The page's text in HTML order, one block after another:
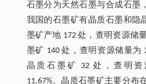
石墨分为天然石墨与合成石墨
我国的石墨矿有晶质石墨和隐
墨矿产地 172 处，查明资源储
墨矿 140 处，查明资源储量为
晶质石墨矿 32 处，查明资
11.67%。晶质石墨矿主要分布